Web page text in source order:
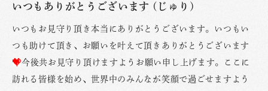
いつもありがとうございます (じゅり)
いつもお見守り頂き本当にありがとうございます。いつもい
つも助けて頂き、お願いを叶えて頂きありがとうございます
今後共お見守り頂けますようお願い申し上げます。ここに
訪れる皆様を始め、世界中のみんなが笑顔で過ごせますよう